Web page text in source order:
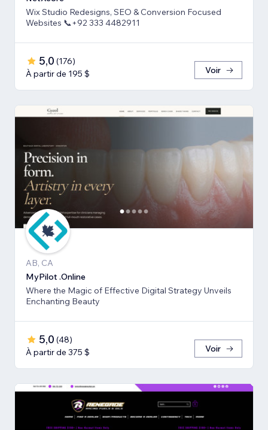
Wix Studio Redesigns, SEO & Conversion Focused
Websites 📞+92 333 4482911
5,0 (176)
À partir de 195 $
Voir
AB, CA
MyPilot .Online
Where the Magic of Effective Digital Strategy Unveils
Enchanting Beauty
5,0 (48)
À partir de 375 $
Voir